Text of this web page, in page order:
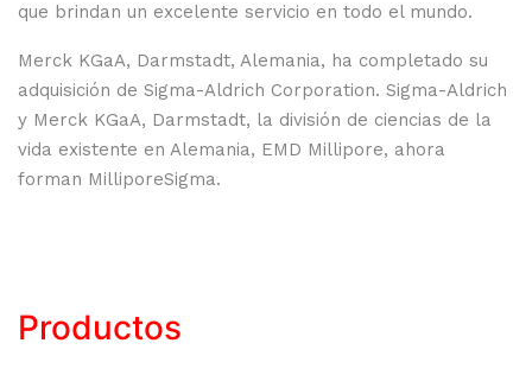
que brindan un excelente servicio en todo el mundo.
Merck KGaA, Darmstadt, Alemania, ha completado su
adquisición de Sigma-Aldrich Corporation. Sigma-Aldrich
y Merck KGaA, Darmstadt, la división de ciencias de la
vida existente en Alemania, EMD Millipore, ahora
forman MilliporeSigma.
Productos